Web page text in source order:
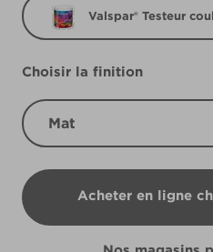
Valspar® Testeur
Choisir la finition
Mat
Acheter en ligne
B&Q